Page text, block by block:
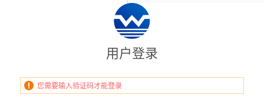
用户登录
您需要输入验证码才能登录
企业上网解决方案 购物流程